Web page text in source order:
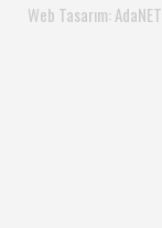
Web Tasarım: AdaNET